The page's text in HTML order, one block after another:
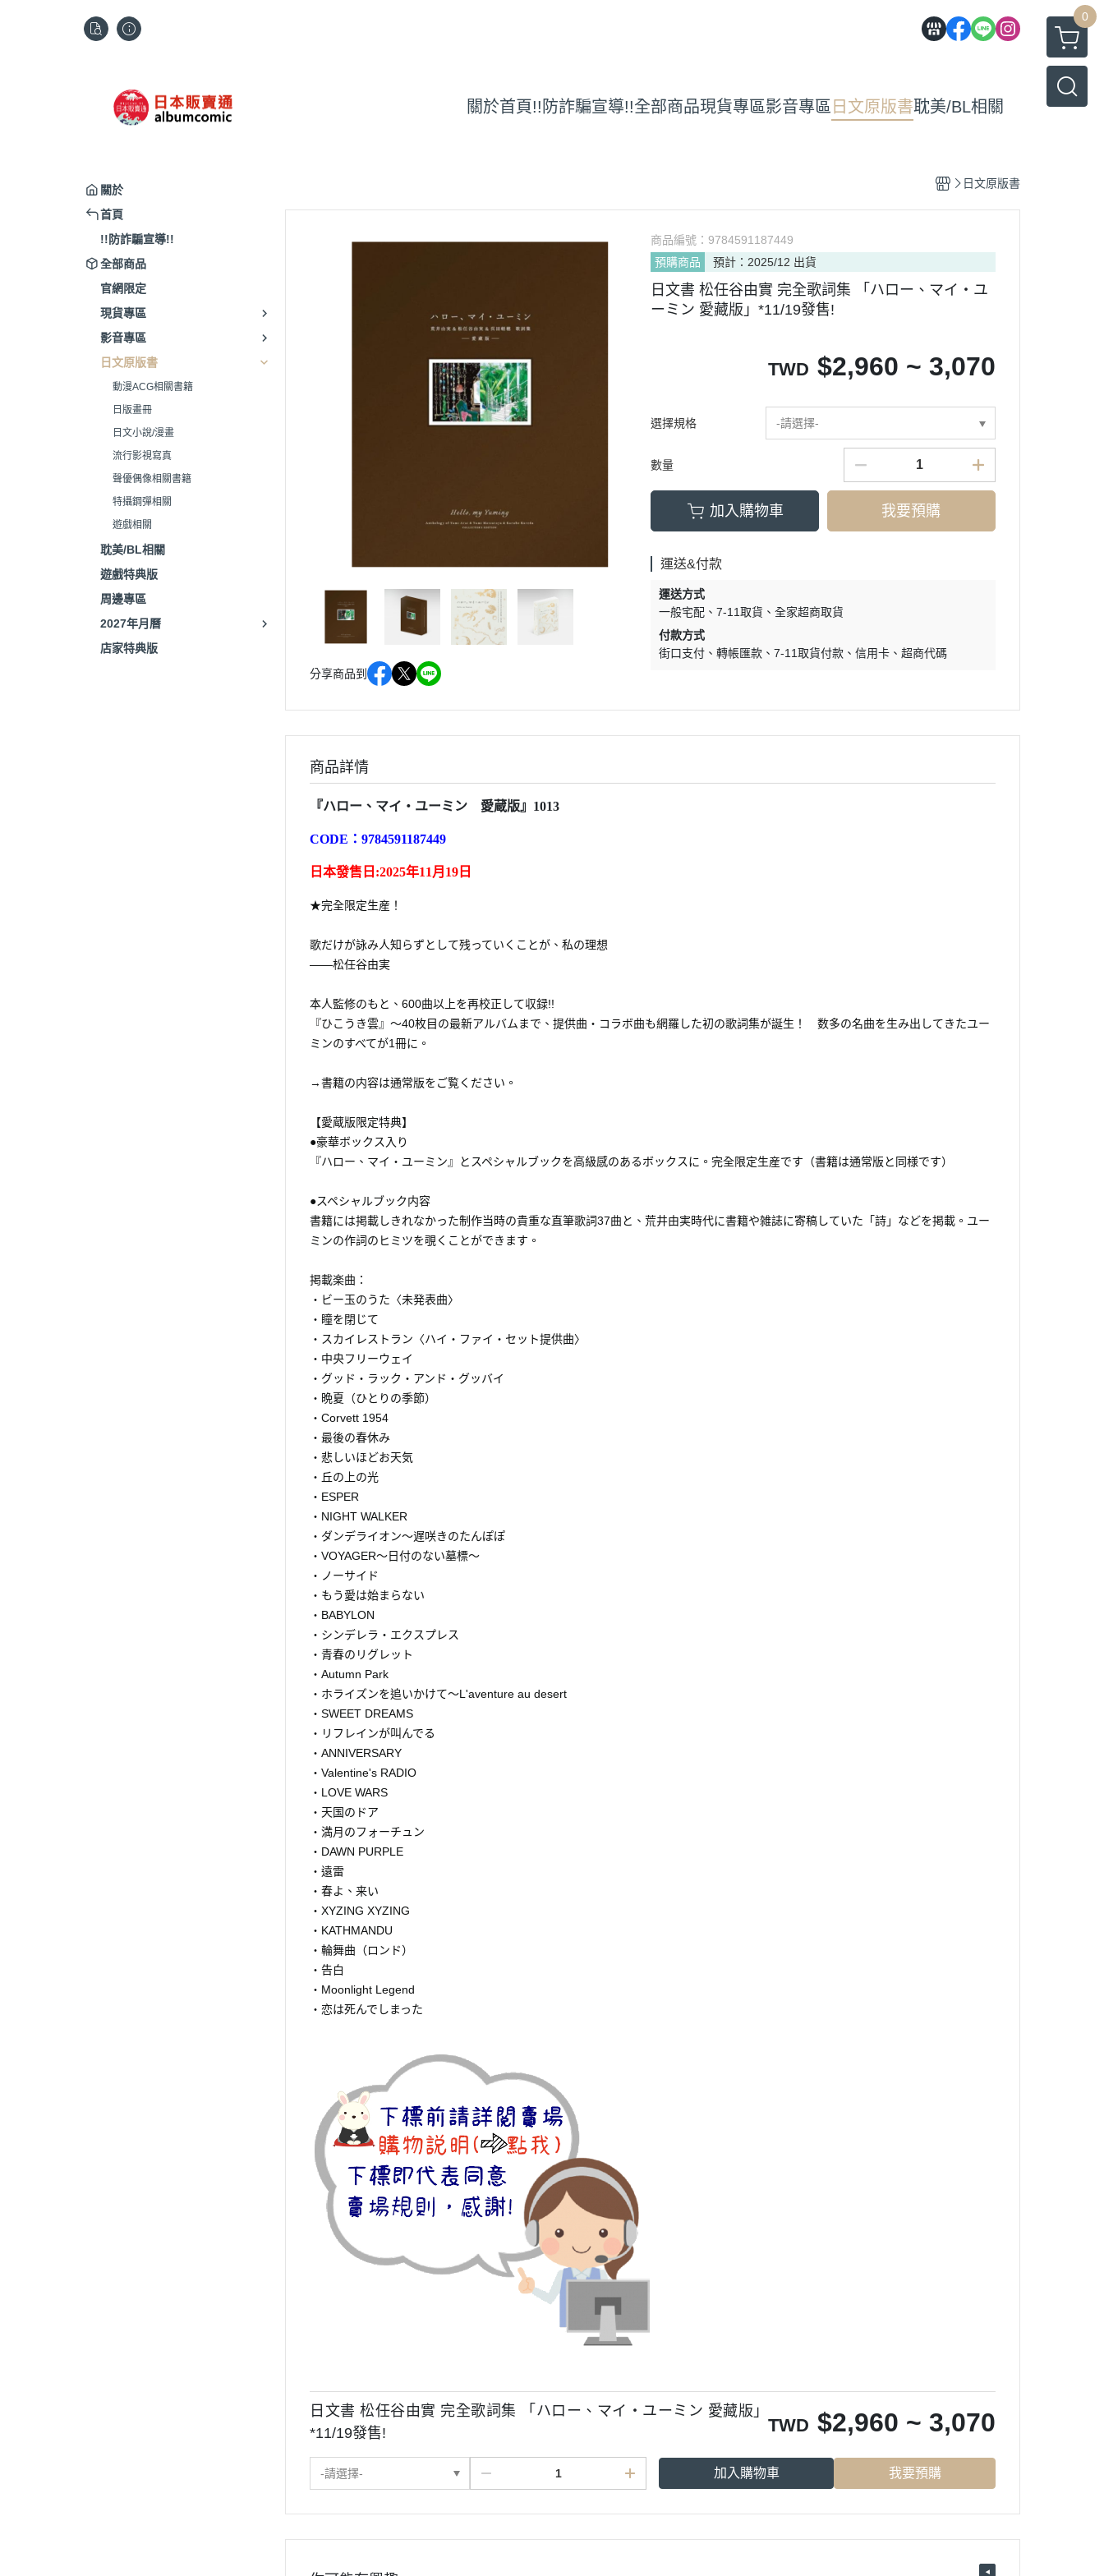
0
關於首頁!!防詐騙宣導!!全部商品現貨專區影音專區 日文原版書耽美/BL相關
關於
首頁
!!防詐騙宣導!!
全部商品
官網限定
現貨專區
影音專區
日文原版書
動漫ACG相關書籍
日版畫冊
日文小說/漫畫
流行影視寫真
聲優偶像相關書籍
特攝鋼彈相關
遊戲相關
耽美/BL相關
遊戲特典版
周邊專區
2027年月曆
店家特典版
日文原版書
分享商品到
商品編號： 9784591187449
預購商品
預計：2025/12 出貨
日文書 松任谷由實 完全歌詞集 「ハロー、マイ・ユ
ーミン 愛藏版」*11/19發售!
TWD $2,960 ~ 3,070
選擇規格 -請選擇-
數量
加入購物車 我要預購
運送&付款
運送方式
一般宅配
7-11取貨
全家超商取貨
付款方式
街口支付
轉帳匯款 7-11取貨付款 信用卡 超商代碼
商品詳情
『ハロー、マイ・ユーミン 愛蔵版』1013
CODE： 9784591187449
日本發售日:2025年11月19日
★完全限定生産！
歌だけが詠み人知らずとして残っていくことが、私の理想
――松任谷由実
本人監修のもと、600曲以上を再校正して収録!!
『ひこうき雲』～40枚目の最新アルバムまで、提供曲・コラボ曲も網羅した初の歌詞集が誕生！ 数多の名曲を生み出してきたユー
ミンのすべてが1冊に。
→書籍の内容は通常版をご覧ください。
【愛蔵版限定特典】
●豪華ボックス入り
『ハロー、マイ・ユーミン』とスペシャルブックを高級感のあるボックスに。完全限定生産です（書籍は通常版と同様です）
●スペシャルブック内容
書籍には掲載しきれなかった制作当時の貴重な直筆歌詞37曲と、荒井由実時代に書籍や雑誌に寄稿していた「詩」などを掲載。ユー
ミンの作詞のヒミツを覗くことができます。
掲載楽曲：
・ビー玉のうた〈未発表曲〉
・瞳を閉じて
・スカイレストラン〈ハイ・ファイ・セット提供曲〉
・中央フリーウェイ
・グッド・ラック・アンド・グッバイ
・晩夏（ひとりの季節）
・Corvett 1954
・最後の春休み
・悲しいほどお天気
・丘の上の光
・ESPER
・NIGHT WALKER
・ダンデライオン～遅咲きのたんぽぽ
・VOYAGER～日付のない墓標～
・ノーサイド
・もう愛は始まらない
・BABYLON
・シンデレラ・エクスプレス
・青春のリグレット
・Autumn Park
・ホライズンを追いかけて～L'aventure au desert
・SWEET DREAMS
・リフレインが叫んでる
・ANNIVERSARY
・Valentine's RADIO
・LOVE WARS
・天国のドア
・満月のフォーチュン
・DAWN PURPLE
・遠雷
・春よ、来い
・XYZING XYZING
・KATHMANDU
・輪舞曲（ロンド）
・告白
・Moonlight Legend
・恋は死んでしまった
日文書 松任谷由實 完全歌詞集 「ハロー、マイ・ユーミン 愛藏版」
*11/19發售!
TWD $2,960 ~ 3,070
-請選擇- 加入購物車 我要預購